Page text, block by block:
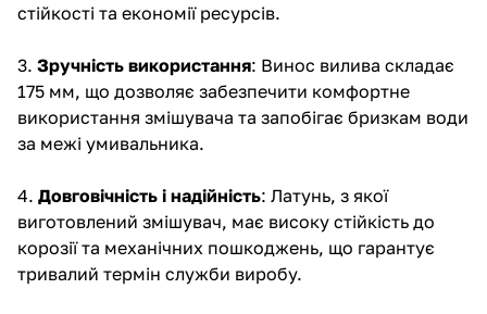
стійкості та економії ресурсів.
3. Зручність використання: Винос вилива складає
175 мм, що дозволяє забезпечити комфортне
використання змішувача та запобігає бризкам води
за межі умивальника.
4. Довговічність і надійність: Латунь, з якої
виготовлений змішувач, має високу стійкість до
корозії та механічних пошкоджень, що гарантує
тривалий термін служби виробу.